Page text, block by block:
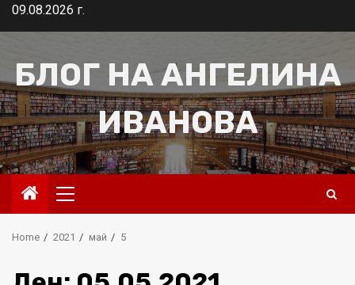
Skip09.08.2026 г.
БЛОГ НА АНГЕЛИНА
ИВАНОВА
Primary
Menu
Home 2021 май 5